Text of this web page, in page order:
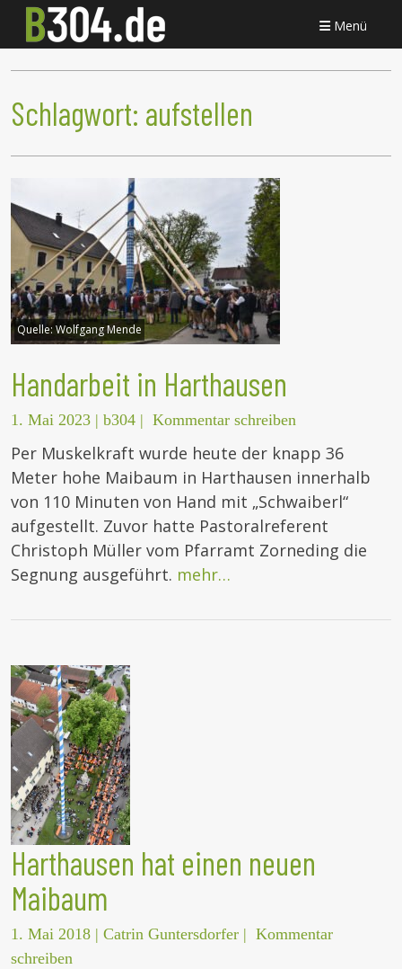
Menü
Schlagwort: aufstellen
Quelle: Wolfgang Mende
Handarbeit in Harthausen
1. Mai 2023 | b304 | Kommentar schreiben
Per Muskelkraft wurde heute der knapp 36
Meter hohe Maibaum in Harthausen innerhalb
von 110 Minuten von Hand mit „Schwaiberl“
aufgestellt. Zuvor hatte Pastoralreferent
Christoph Müller vom Pfarramt Zorneding die
Segnung ausgeführt. mehr…
Harthausen hat einen neuen
Maibaum
1. Mai 2018 | Catrin Guntersdorfer | Kommentar
schreiben